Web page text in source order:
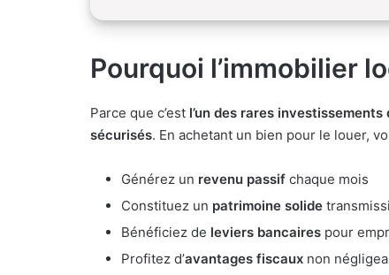
Pourquoi l’immobilier
Parce que c’est l’un des rares
sécurisés. En achetant un bien pour le louer,
Générez un revenu passif chaque mois
Constituez un patrimoine solide
Bénéficiez de leviers bancaires pour
Profitez d’avantages fiscaux non